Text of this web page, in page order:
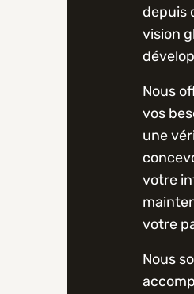
depuis
vision
Nous
vos
une
votre
votre
Nous